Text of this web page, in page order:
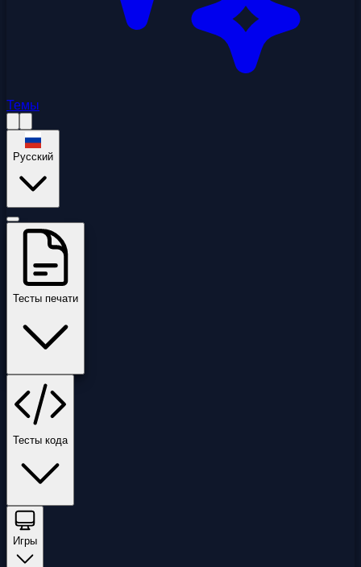
Темы
Русский
Тесты печати
Тесты кода
Игры